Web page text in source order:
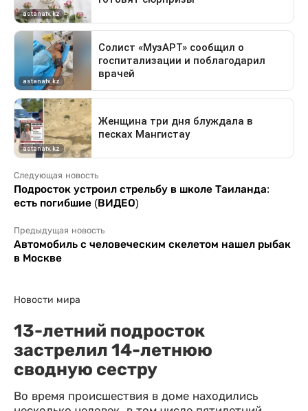
Следующая новость
Подросток устроил стрельбу в школе Таиланда:
есть погибшие (ВИДЕО)
Предыдущая новость
Автомобиль с человеческим скелетом нашел рыбак
в Москве
Новости мира
13-летний подросток
застрелил 14-летнюю
сводную сестру
Во время происшествия в доме находились